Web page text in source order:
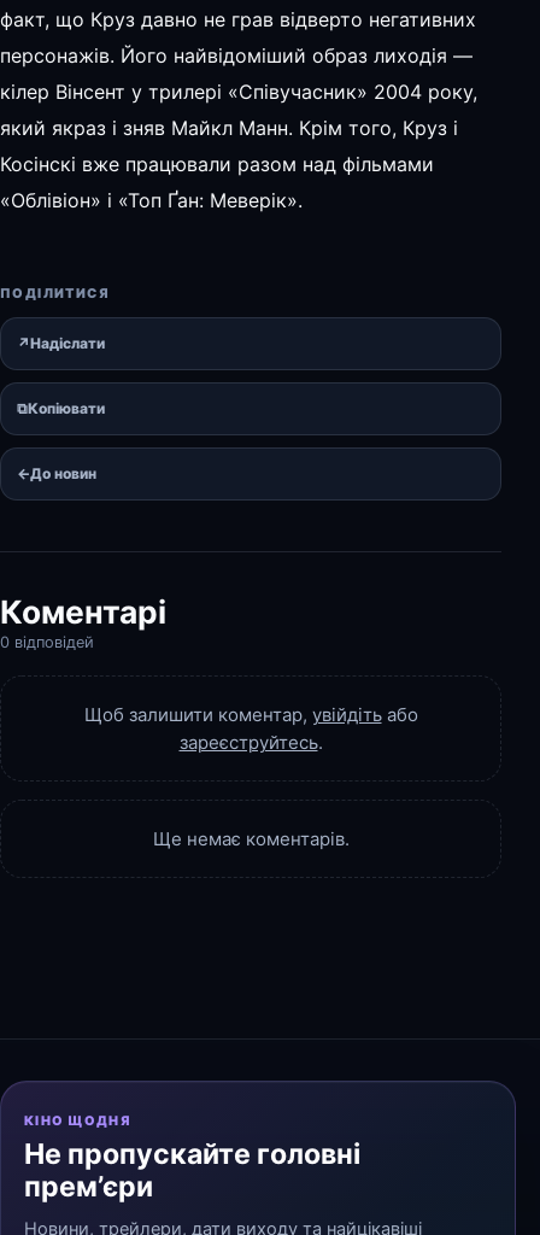
факт, що Круз давно не грав відверто негативних
персонажів. Його найвідоміший образ лиходія —
кілер Вінсент у трилері «Співучасник» 2004 року,
який якраз і зняв Майкл Манн. Крім того, Круз і
Косінскі вже працювали разом над фільмами
«Облівіон» і «Топ Ґан: Меверік».
ПОДІЛИТИСЯ
↗Надіслати
⧉Копіювати
←До новин
Коментарі
0 відповідей
Щоб залишити коментар, увійдітьабо
зареєструйтесь.
Ще немає коментарів.
КІНО ЩОДНЯ
Не пропускайте головні
прем’єри
Новини, трейлери, дати виходу та найцікавіші